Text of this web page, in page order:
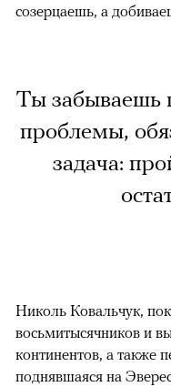
созерцаешь, а
Ты забываешь
проблемы,
задача:
Николь Ковальчук,
восьмитысячников и
континентов, а также
поднявшаяся на